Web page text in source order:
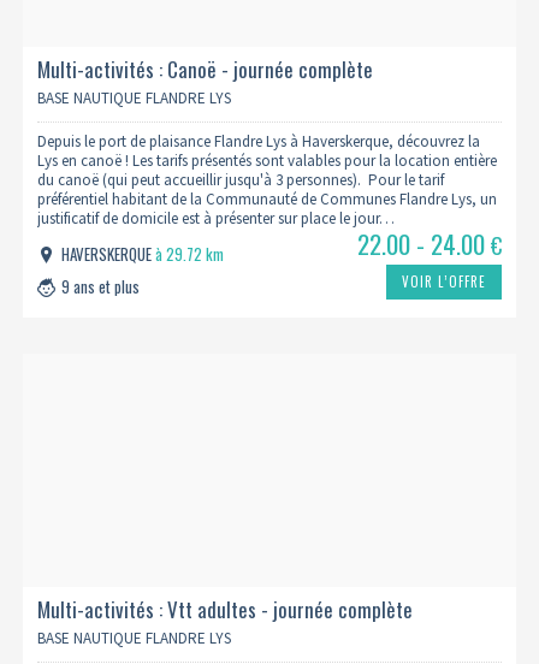
Multi-activités : Canoë - journée complète
BASE NAUTIQUE FLANDRE LYS
Depuis le port de plaisance Flandre Lys à Haverskerque, découvrez la
Lys en canoë ! Les tarifs présentés sont valables pour la location entière
du canoë (qui peut accueillir jusqu'à 3 personnes). Pour le tarif
préférentiel habitant de la Communauté de Communes Flandre Lys, un
justificatif de domicile est à présenter sur place le jour…
HAVERSKERQUEà 29.72 km
9 ans et plus
22.00 - 24.00€
VOIR L’OFFRE
Multi-activités : Vtt adultes - journée complète
BASE NAUTIQUE FLANDRE LYS